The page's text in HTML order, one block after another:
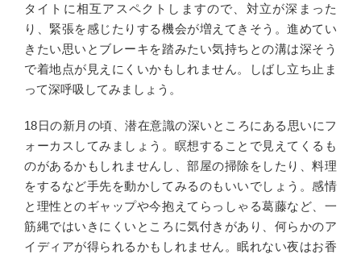
タイトに相互アスペクトしますので、対立が深まった
り、緊張を感じたりする機会が増えてきそう。進めてい
きたい思いとブレーキを踏みたい気持ちとの溝は深そう
で着地点が見えにくいかもしれません。しばし立ち止ま
って深呼吸してみましょう。
18日の新月の頃、潜在意識の深いところにある思いにフ
ォーカスしてみましょう。瞑想することで見えてくるも
のがあるかもしれませんし、部屋の掃除をしたり、料理
をするなど手先を動かしてみるのもいいでしょう。感情
と理性とのギャップや今抱えてらっしゃる葛藤など、一
筋縄ではいきにくいところに気付きがあり、何らかのア
イディアが得られるかもしれません。眠れない夜はお香